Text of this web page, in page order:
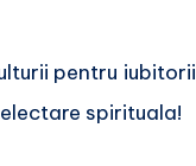
pentru iubitorii
spirituala!